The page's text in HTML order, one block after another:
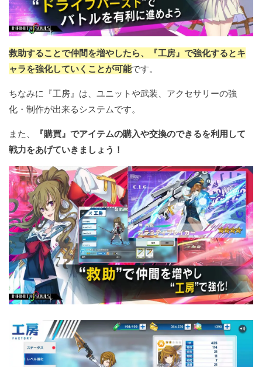
救助することで仲間を増やしたら、『工房』で強化するとキ
ャラを強化していくことが可能です。
ちなみに『工房』は、ユニットや武装、アクセサリーの強
化・制作が出来るシステムです。
また、
『購買』でアイテムの購入や交換のできるを利用して
戦力をあげていきましょう！